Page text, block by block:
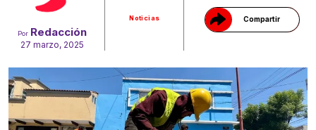
Por Redacción
27 marzo, 2025
Noticias Compartir